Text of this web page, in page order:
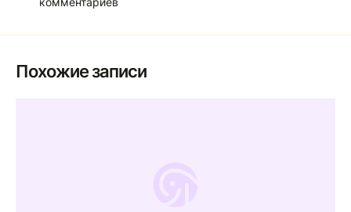
Похожие записи